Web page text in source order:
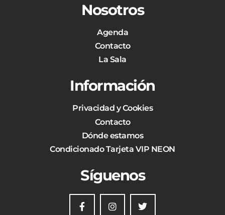
Nosotros
Agenda
Contacto
La Sala
Información
Privacidad y Cookies
Contacto
Dónde estamos
Condicionado Tarjeta VIP NEON
Síguenos